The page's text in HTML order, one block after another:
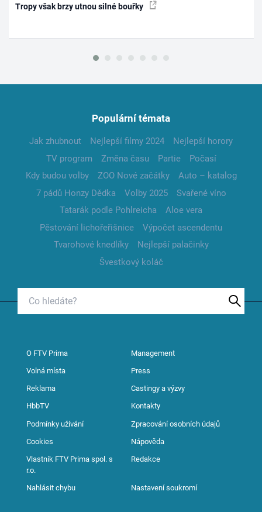
Tropy však brzy utnou silné bouřky
Populární témata
Jak zhubnout Nejlepší filmy 2024
Nejlepší horory
TV program
Změna času Partie
Počasí
Kdy budou volby
ZOO Nové začátky
Auto – katalog
7 pádů Honzy Dědka
Volby 2025
Svařené víno
Tatarák podle Pohlreicha
Aloe vera
Pěstování lichořeřišnice
Výpočet ascendentu
Tvarohové knedlíky
Nejlepší palačinky
Švestkový koláč
O FTV Prima Management
Volná místa Press
Reklama Castingy a výzvy
HbbTV Kontakty
Podmínky užívání Zpracování osobních údajů
Cookies Nápověda
Vlastník FTV Prima spol. s
r.o.
Redakce
Nahlásit chybu Nastavení soukromí